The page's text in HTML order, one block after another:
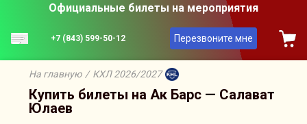
Официальные билеты на мероприятия
+7 (843) 599-50-12 Перезвоните мне
На главную / КХЛ 2026/2027
Купить билеты на Ак Барс — Салават
Юлаев